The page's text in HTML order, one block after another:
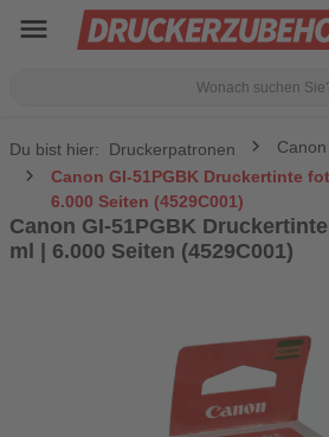
menu
Du bist hier: Druckerpatronen
Canon
Canon GI-51PGBK Druckertinte
6.000 Seiten (4529C001)
Canon GI-51PGBK
ml | 6.000 Seiten (4529C001)